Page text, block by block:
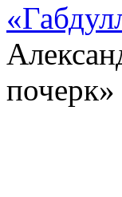
почерк»